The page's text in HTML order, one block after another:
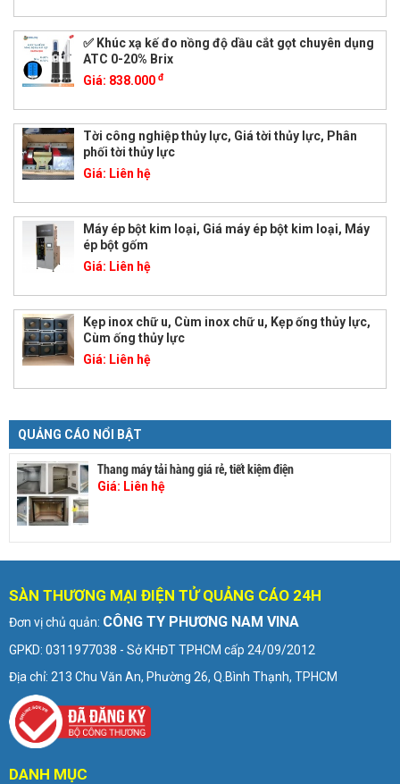
✅ Khúc xạ kế đo nồng độ dầu cắt gọt chuyên dụng
ATC 0-20% Brix
Giá: 838.000 đ
Tời công nghiệp thủy lực, Giá tời thủy lực, Phân
phối tời thủy lực
Giá: Liên hệ
Máy ép bột kim loại, Giá máy ép bột kim loại, Máy
ép bột gốm
Giá: Liên hệ
Kẹp inox chữ u, Cùm inox chữ u, Kẹp ống thủy lực,
Cùm ống thủy lực
Giá: Liên hệ
QUẢNG CÁO NỔI BẬT
Thang máy tải hàng giá rẻ, tiết kiệm điện
Giá: Liên hệ
SÀN THƯƠNG MẠI ĐIỆN TỬ QUẢNG CÁO 24H
Đơn vị chủ quản: CÔNG TY PHƯƠNG NAM VINA
GPKD: 0311977038 - Sở KHĐT TPHCM cấp 24/09/2012
Địa chỉ: 213 Chu Văn An, Phường 26, Q.Bình Thạnh, TPHCM
DANH MỤC